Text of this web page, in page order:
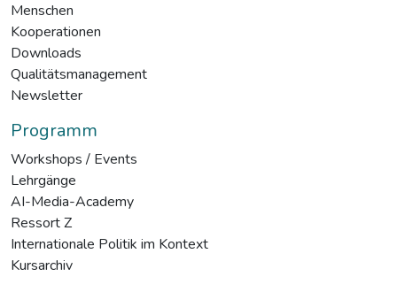
Menschen
Kooperationen
Downloads
Qualitätsmanagement
Newsletter
Programm
Workshops / Events
Lehrgänge
AI-Media-Academy
Ressort Z
Internationale Politik im Kontext
Kursarchiv